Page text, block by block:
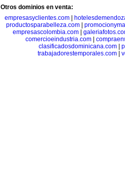
Otros dominios en venta:
empresasyclientes.com
productosparabelleza.com
empresascolombia.com
comercioeindustria.com|
clasificadosdominicana.com
trabajadorestemporales.com